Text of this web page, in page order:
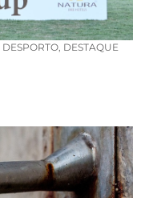
DESPORTO DESTAQUE